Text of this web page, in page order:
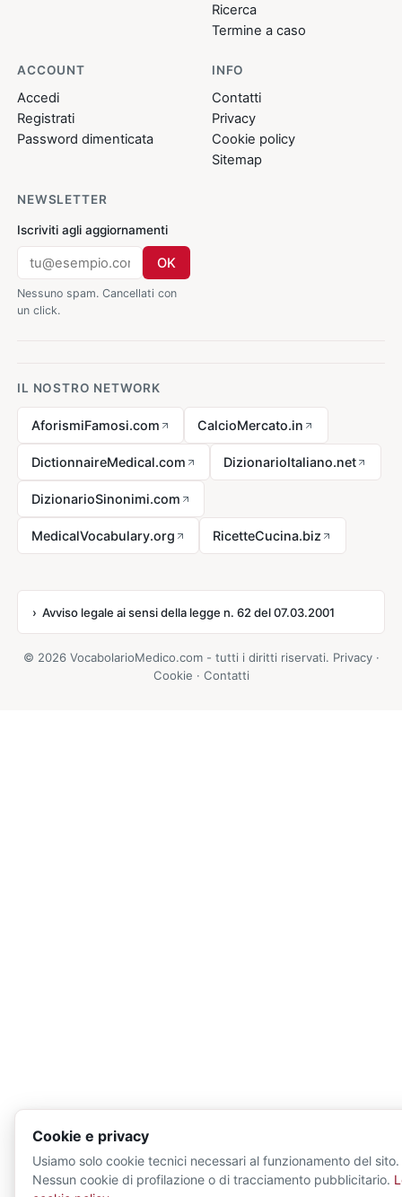
Ricerca
Termine a caso
ACCOUNT
Accedi
Registrati
Password dimenticata
INFO
Contatti
Privacy
Cookie policy
Sitemap
NEWSLETTER
Iscriviti agli aggiornamenti
OK
Nessuno spam. Cancellati con
un click.
IL NOSTRO NETWORK
AforismiFamosi.com CalcioMercato.in
DictionnaireMedical.com DizionarioItaliano.net
DizionarioSinonimi.com
MedicalVocabulary.org RicetteCucina.biz
Avviso legale ai sensi della legge n. 62 del 07.03.2001
© 2026 VocabolarioMedico.com - tutti i diritti riservati. Privacy·
Cookie · Contatti
Cookie e privacy
Usiamo solo cookie tecnici necessari al funzionamento del sito.
Nessun cookie di profilazione o di tracciamento pubblicitario.